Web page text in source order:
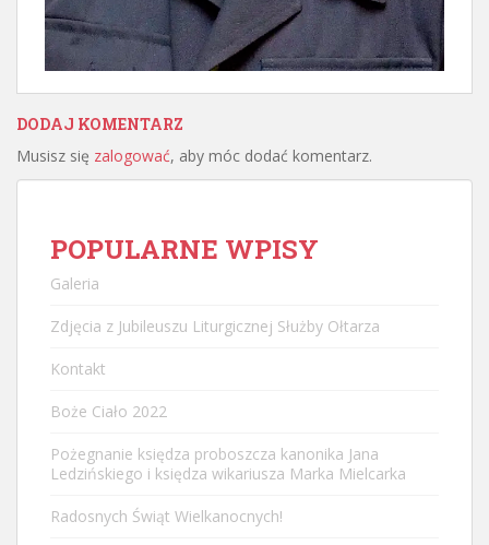
DODAJ KOMENTARZ
Musisz się zalogować, aby móc dodać komentarz.
POPULARNE WPISY
Galeria
Zdjęcia z Jubileuszu Liturgicznej Służby Ołtarza
Kontakt
Boże Ciało 2022
Pożegnanie księdza proboszcza kanonika Jana
Ledzińskiego i księdza wikariusza Marka Mielcarka
Radosnych Świąt Wielkanocnych!